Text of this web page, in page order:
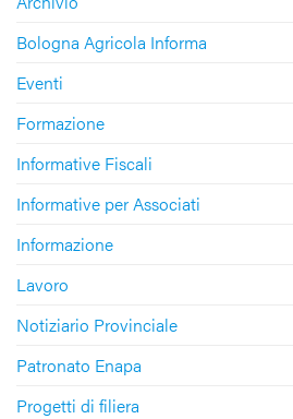
Bologna Agricola Informa
Eventi
Formazione
Informative Fiscali
Informative per Associati
Informazione
Lavoro
Notiziario Provinciale
Patronato Enapa
Progetti di filiera